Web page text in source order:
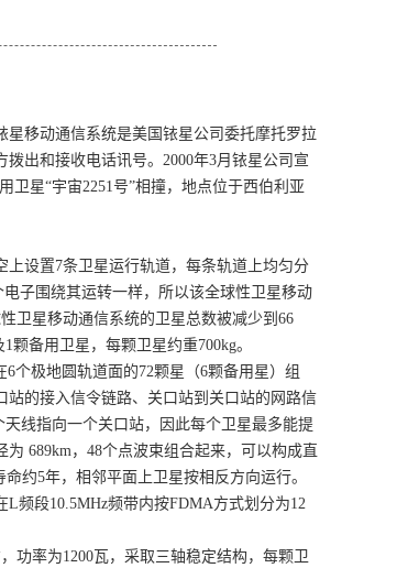
星移动通信系统是美国铱星公司委托摩托罗拉
出和接收电话讯号。2000年3月铱星公司宣
卫星“宇宙2251号”相撞，地点位于西伯利亚
设置7条卫星运行轨道，每条轨道上均匀分
子围绕其运转一样，所以该全球性卫星移动
卫星移动通信系统的卫星总数被减少到66
备用卫星，每颗卫星约重700kg。
个极地圆轨道面的72颗星（6颗备用星）组
的接入信令链路、关口站到关口站的网路信
线指向一个关口站，因此每个卫星最多能提
689km，48个点波束组合起来，可以构成直
约5年，相邻平面上卫星按相反方向运行。
频段10.5MHz频带内按FDMA方式划分为12
功率为1200瓦，采取三轴稳定结构，每颗卫